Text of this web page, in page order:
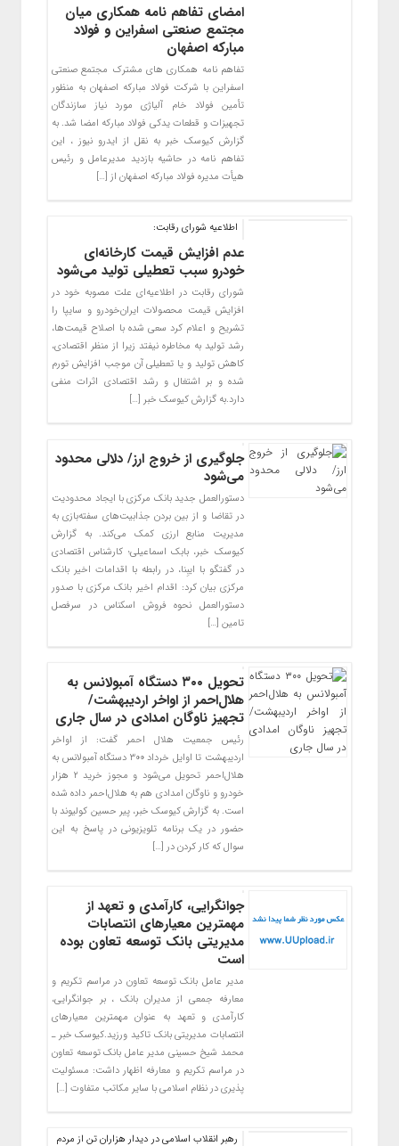
امضای تفاهم نامه همکاری میان
مجتمع صنعتی اسفراین و فولاد
مبارکه اصفهان
تفاهم نامه همکاری های مشترک مجتمع صنعتی
اسفراین با شرکت فولاد مبارکه اصفهان به منظور
تأمین فولاد خام آلیاژی مورد نیاز سازندگان
تجهیزات و قطعات یدکی فولاد مبارکه امضا شد. به
گزارش کیوسک خبر به نقل از ایدرو نیوز ، این
تفاهم نامه در حاشیه بازدید مدیرعامل و رئیس
هیأت مدیره فولاد مبارکه اصفهان از […]
اطلاعیه شورای رقابت:
عدم افزایش قیمت کارخانه‌ای
خودرو سبب تعطیلی تولید می‌شود
شورای رقابت در اطلاعیه‌ای علت مصوبه خود در
افزایش قیمت محصولات ایران‌خودرو و سایپا را
تشریح و اعلام کرد سعی شده با اصلاح قیمت‌ها،
رشد تولید به مخاطره نیفتد زیرا از منظر اقتصادی،
کاهش تولید و یا تعطیلی آن موجب افزایش تورم
شده و بر اشتغال و رشد اقتصادی اثرات منفی
دارد.به گزارش کیوسک خبر […]
جلوگیری از خروج ارز/ دلالی محدود
می‌شود
دستورالعمل جدید بانک مرکزی با ایجاد محدودیت
در تقاضا و از بین بردن جذابیت‌های سفته‌بازی به
مدیریت منابع ارزی کمک می‌کند. به گزارش
کیوسک خبر، بابک اسماعیلی؛ کارشناس اقتصادی
در گفتگو با ایبِنا، در رابطه با اقدامات اخیر بانک
مرکزی بیان کرد: اقدام اخیر بانک مرکزی با صدور
دستورالعمل نحوه فروش اسکناس در سرفصل
تامین […]
تحویل ۳۰۰ دستگاه آمبولانس به
هلال‌احمر از اواخر اردیبهشت/
تجهیز ناوگان امدادی در سال جاری
رئیس جمعیت هلال احمر گفت: از اواخر
اردیبهشت تا اوایل خرداد ۳۰۰ دستگاه آمبولانس به
هلال‌احمر تحویل می‌شود و مجوز خرید ۲ هزار
خودرو و ناوگان امدادی هم به هلال‌احمر داده شده
است. به گزارش کیوسک خبر، پیر حسین کولیوند با
حضور در یک برنامه تلویزیونی در پاسخ به این
سوال که کار کردن در […]
جوانگرایی، کارآمدی و تعهد از
مهمترین معیارهای انتصابات
مدیریتی بانک توسعه تعاون بوده
است
مدیر عامل بانک توسعه تعاون در مراسم تکریم و
معارفه جمعی از مدیران بانک ، بر جوانگرایی،
کارآمدی و تعهد به عنوان مهمترین معیارهای
انتصابات مدیریتی بانک تاکید ورزید.کیوسک خبر ـ
محمد شیخ حسینی مدیر عامل بانک توسعه تعاون
در مراسم تکریم و معارفه اظهار داشت: مسئولیت
پذیری در نظام اسلامی با سایر مکاتب متفاوت […]
رهبر انقلاب اسلامی در دیدار هزاران تن از مردم